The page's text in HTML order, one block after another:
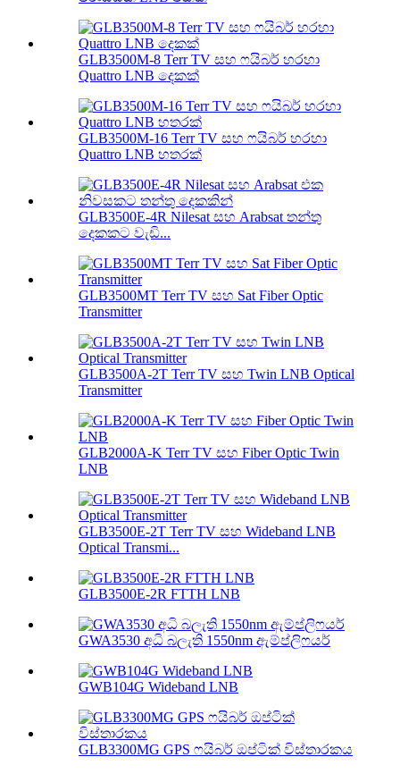
GLB3500M-8 Terr TV සහ ෆයිබර් හරහා
Quattro LNB දෙකක්
GLB3500M-16 Terr TV සහ ෆයිබර් හරහා
Quattro LNB හතරක්
GLB3500E-4R Nilesat සහ Arabsat තන්තු
දෙකකට වැඩි...
GLB3500MT Terr TV සහ Sat Fiber Optic
Transmitter
GLB3500A-2T Terr TV සහ Twin LNB Optical
Transmitter
GLB2000A-K Terr TV සහ Fiber Optic Twin
LNB
GLB3500E-2T Terr TV සහ Wideband LNB
Optical Transmi...
GLB3500E-2R FTTH LNB
GWA3530 අධි බලැති 1550nm ඇම්ප්ලිෆයර්
GWB104G Wideband LNB
GLB3300MG GPS ෆයිබර් ඔප්ටික් විස්තාරකය